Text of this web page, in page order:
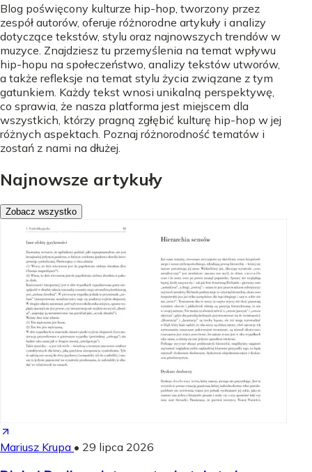
Blog poświęcony kulturze hip-hop, tworzony przez
zespół autorów, oferuje różnorodne artykuły i analizy
dotyczące tekstów, stylu oraz najnowszych trendów w
muzyce. Znajdziesz tu przemyślenia na temat wpływu
hip-hopu na społeczeństwo, analizy tekstów utworów,
a także refleksje na temat stylu życia związane z tym
gatunkiem. Każdy tekst wnosi unikalną perspektywę,
co sprawia, że nasza platforma jest miejscem dla
wszystkich, którzy pragną zgłębić kulturę hip-hop w jej
różnych aspektach. Poznaj różnorodność tematów i
zostań z nami na dłużej.
Najnowsze artykuły
Zobacz wszystko
Mariusz Krupa • 29 lipca 2026